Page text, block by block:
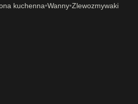
kuchenna•Wanny•Zlewozmywaki